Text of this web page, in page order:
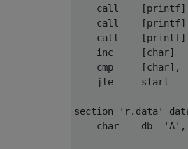
    call    [printf]
    call    [printf]
    call    [printf]
inc     [char]
cmp     [char],
jle     start
section 'r.data'
char    db